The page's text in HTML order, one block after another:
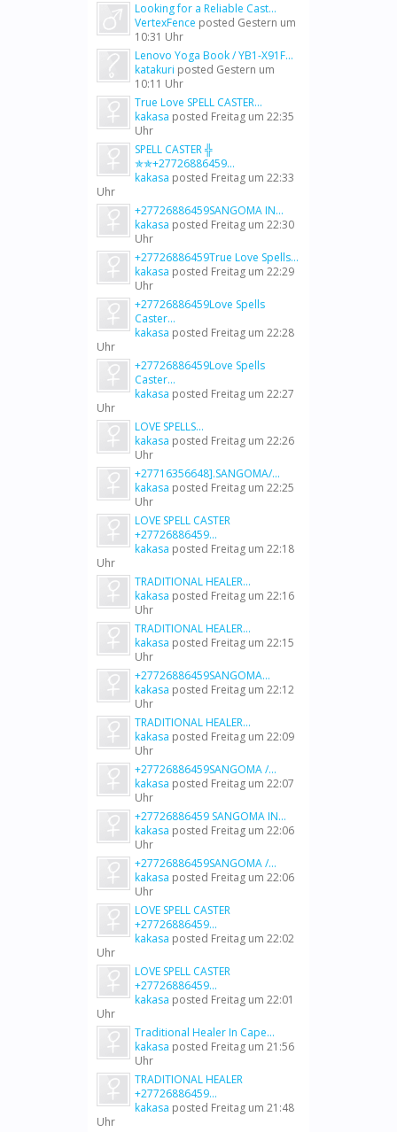
Looking for a Reliable Cast...
VertexFence posted Gestern um
10:31 Uhr
Lenovo Yoga Book / YB1-X91F...
katakuri posted Gestern um
10:11 Uhr
True Love SPELL CASTER...
kakasa posted Freitag um 22:35
Uhr
SPELL CASTER ╬
✯✯+27726886459...
kakasa posted Freitag um 22:33
Uhr
+27726886459SANGOMA IN...
kakasa posted Freitag um 22:30
Uhr
+27726886459True Love Spells...
kakasa posted Freitag um 22:29
Uhr
+27726886459Love Spells
Caster...
kakasa posted Freitag um 22:28
Uhr
+27726886459Love Spells
Caster...
kakasa posted Freitag um 22:27
Uhr
LOVE SPELLS...
kakasa posted Freitag um 22:26
Uhr
+27716356648].SANGOMA/...
kakasa posted Freitag um 22:25
Uhr
LOVE SPELL CASTER
+27726886459...
kakasa posted Freitag um 22:18
Uhr
TRADITIONAL HEALER...
kakasa posted Freitag um 22:16
Uhr
TRADITIONAL HEALER...
kakasa posted Freitag um 22:15
Uhr
+27726886459SANGOMA...
kakasa posted Freitag um 22:12
Uhr
TRADITIONAL HEALER...
kakasa posted Freitag um 22:09
Uhr
+27726886459SANGOMA /...
kakasa posted Freitag um 22:07
Uhr
+27726886459 SANGOMA IN...
kakasa posted Freitag um 22:06
Uhr
+27726886459SANGOMA /...
kakasa posted Freitag um 22:06
Uhr
LOVE SPELL CASTER
+27726886459...
kakasa posted Freitag um 22:02
Uhr
LOVE SPELL CASTER
+27726886459...
kakasa posted Freitag um 22:01
Uhr
Traditional Healer In Cape...
kakasa posted Freitag um 21:56
Uhr
TRADITIONAL HEALER
+27726886459...
kakasa posted Freitag um 21:48
Uhr